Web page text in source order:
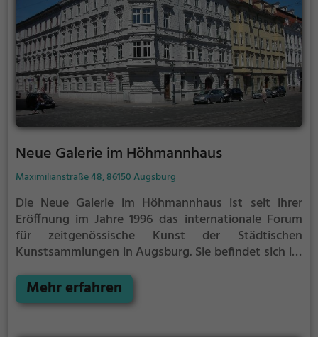
Neue Galerie im Höhmannhaus
Maximilianstraße 48, 86150 Augsburg
Die Neue Galerie im Höhmannhaus ist seit ihrer
Eröffnung im Jahre 1996 das internationale Forum
für zeitgenössische Kunst der Städtischen
Kunstsammlungen in Augsburg. Sie befindet sich im
Maximilianstraße 48.
Mehr erfahren